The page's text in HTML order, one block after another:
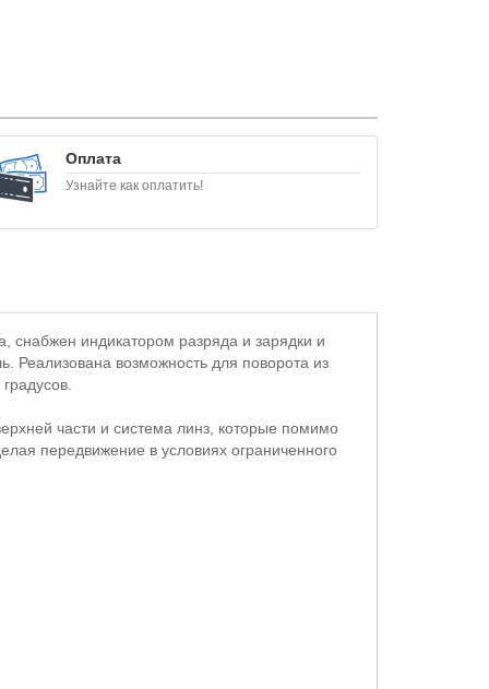
Оплата
Узнайте как оплатить!
индикатором разряда и зарядки и
Реализована возможность для поворота из
части и система линз, которые помимо
передвижение в условиях ограниченного